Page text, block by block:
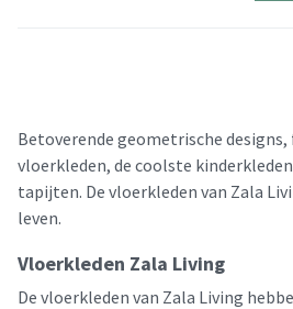
Betoverende geometrische
vloerkleden, de coolste
tapijten. De vloerkleden van Zala
leven.
Vloerkleden Zala Living
De vloerkleden van Zala Living